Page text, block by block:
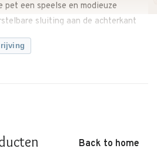
een speelse en modieuze
sluiting aan de achterkant
altijd comfortabel. De gebogen klep
spelen, school en vakantie.
gerust contact met ons op. We
Back to home